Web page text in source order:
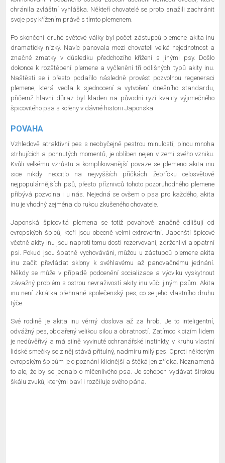
chránila zvláštní vyhláška. Někteří chovatelé se proto snažili zachránit
svoje psy křížením právě s tímto plemenem.
Po skončení druhé světové války byl počet zástupců plemene akita inu
dramaticky nízký. Navíc panovala mezi chovateli velká nejednotnost a
značné zmatky v důsledku předchozího křížení s jinými psy. Došlo
dokonce k rozštěpení plemene a vyčlenění tří odlišných typů akity inu.
Naštěstí se i přesto podařilo následně provést pozvolnou regeneraci
plemene, která vedla k sjednocení a vytvoření dnešního standardu,
přičemž hlavní důraz byl kladen na původní ryzí kvality výjimečného
špicovitého psa s kořeny v dávné historii Japonska.
POVAHA
Vzhledově atraktivní pes s neobyčejně pestrou minulostí, plnou mnoha
strhujících a pohnutých momentů, je oblíben nejen v zemi svého vzniku.
Kvůli velkému vzrůstu a komplikovanější povaze se plemeno akita inu
sice nikdy neocitlo na nejvyšších příčkách žebříčku celosvětově
nejpopulárnějších psů, přesto příznivců tohoto pozoruhodného plemene
přibývá pozvolna i u nás. Nejedná se ovšem o psa pro každého, akita
inu je vhodný zejména do rukou zkušeného chovatele.
Japonská špicovitá plemena se totiž povahově značně odlišují od
evropských špiců, kteří jsou obecně velmi extrovertní. Japonští špicové
včetně akity inu jsou naproti tomu dosti rezervovaní, zdrženliví a opatrní
psi. Pokud jsou špatně vychováváni, můžou u zástupců plemene akita
inu začít převládat sklony k svéhlavému až panovačnému jednání.
Někdy se může v případě podcenění socializace a výcviku vyskytnout
závažný problém s ostrou nevraživostí akity inu vůči jiným psům. Akita
inu není zkrátka přehnaně společenský pes, co se jeho vlastního druhu
týče.
Své rodině je akita inu věrný doslova až za hrob. Je to inteligentní,
odvážný pes, obdařený velikou silou a obratností. Zatímco k cizím lidem
je nedůvěřivý a má silně vyvinuté ochranářské instinkty, v kruhu vlastní
lidské smečky se z něj stává přítulný, nadmíru milý pes. Oproti některým
evropským špicům je o poznání klidnější a štěká jen zřídka. Neznamená
to ale, že by se jednalo o mlčenlivého psa. Je schopen vydávat širokou
škálu zvuků, kterými baví i rozčiluje svého pána.